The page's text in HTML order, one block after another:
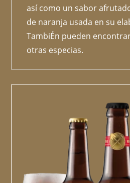
así como un sabor
de naranja usada en su
TambiÉn pueden
otras especias.